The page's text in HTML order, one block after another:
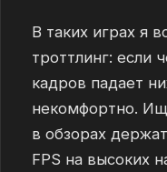
В таких играх я
троттлинг: если
кадров падает
некомфортно.
в обзорах
FPS на высоких